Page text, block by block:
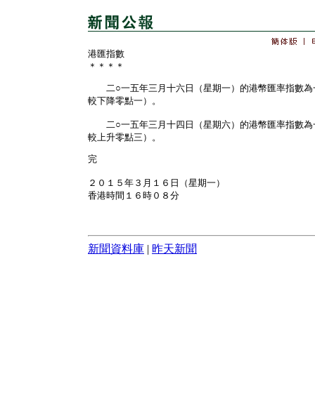
港匯指數
＊＊＊＊
二○一五年三月十六日（星期一）的港幣匯率指數為
較下降零點一）。
二○一五年三月十四日（星期六）的港幣匯率指數為
較上升零點三）。
完
２０１５年３月１６日（星期一）
香港時間１６時０８分
新聞資料庫 | 昨天新聞